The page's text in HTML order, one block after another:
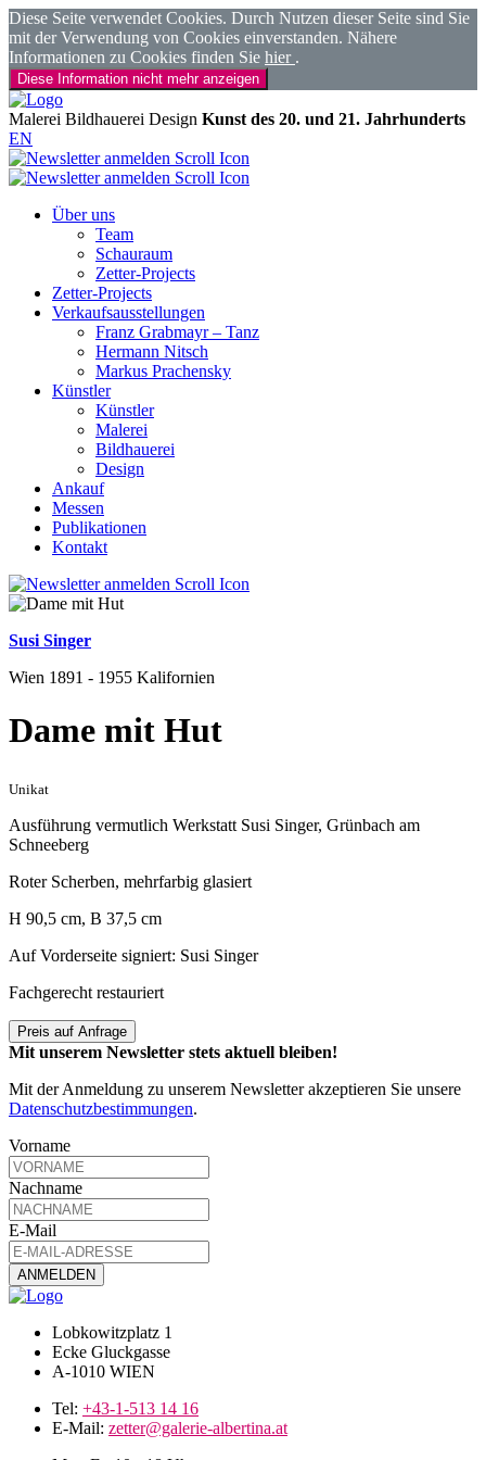
Diese Seite verwendet Cookies. Durch Nutzen dieser Seite sind Sie
mit der Verwendung von Cookies einverstanden. Nähere
Informationen zu Cookies finden Sie hier .
Diese Information nicht mehr anzeigen
Malerei Bildhauerei Design Kunst des 20. und 21. Jahrhunderts
EN
Über uns
Team
Schauraum
Zetter-Projects
Zetter-Projects
Verkaufsausstellungen
Franz Grabmayr – Tanz
Hermann Nitsch
Markus Prachensky
Künstler
Künstler
Malerei
Bildhauerei
Design
Ankauf
Messen
Publikationen
Kontakt
Susi Singer
Wien 1891 - 1955 Kalifornien
Dame mit Hut
Unikat
Ausführung vermutlich Werkstatt Susi Singer, Grünbach am
Schneeberg
Roter Scherben, mehrfarbig glasiert
H 90,5 cm, B 37,5 cm
Auf Vorderseite signiert: Susi Singer
Fachgerecht restauriert
Preis auf Anfrage
Mit unserem Newsletter stets aktuell bleiben!
Mit der Anmeldung zu unserem Newsletter akzeptieren Sie unsere
Datenschutzbestimmungen.
Vorname
Nachname
E-Mail
Lobkowitzplatz 1
Ecke Gluckgasse
A-1010 WIEN
Tel: +43-1-513 14 16
E-Mail: zetter@galerie-albertina.at